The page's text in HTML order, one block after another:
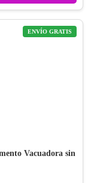
ENVÍO GRATIS
Vacuadora sin